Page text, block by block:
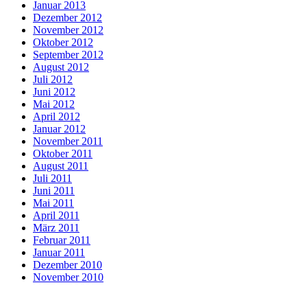
Januar 2013
Dezember 2012
November 2012
Oktober 2012
September 2012
August 2012
Juli 2012
Juni 2012
Mai 2012
April 2012
Januar 2012
November 2011
Oktober 2011
August 2011
Juli 2011
Juni 2011
Mai 2011
April 2011
März 2011
Februar 2011
Januar 2011
Dezember 2010
November 2010